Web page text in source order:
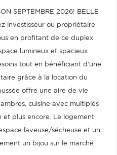
SEPTEMBRE 2026! BELLE
investisseur ou propriétaire
en profitant de ce duplex
lumineux et spacieux
tout en bénéficiant d'une
grâce à la location du
offre une aire de vie
cuisine avec multiples
et plus encore. Le logement
laveuse/sécheuse et un
un bijou sur le marché